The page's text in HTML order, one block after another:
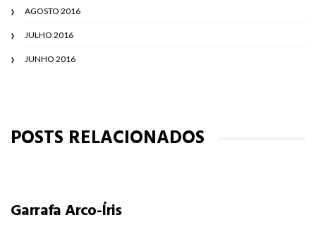
AGOSTO 2016
JULHO 2016
JUNHO 2016
POSTS RELACIONADOS
Garrafa Arco-Íris